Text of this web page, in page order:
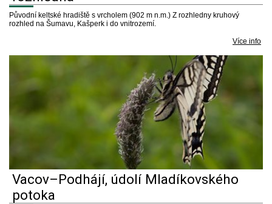
Původní keltské hradiště s vrcholem (902 m n.m.) Z rozhledny kruhový
rozhled na Šumavu, Kašperk i do vnitrozemí.
Více info
Vacov–Podhájí, údolí Mladíkovského
potoka